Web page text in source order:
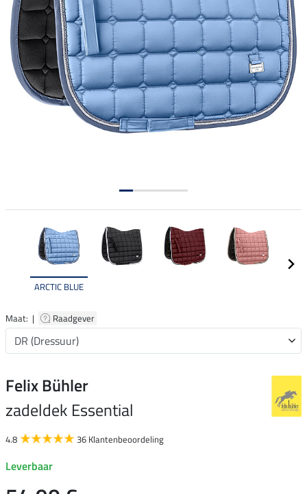
ARCTIC BLUE
Maat: | Raadgever
Felix Bühler
zadeldek Essential
4.8 36 Klantenbeoordeling
Leverbaar